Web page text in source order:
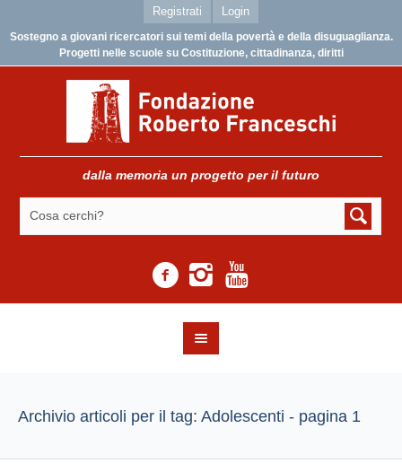
Registrati Login
Sostegno a giovani ricercatori sui temi della povertà e della disuguaglianza.
Progetti nelle scuole su Costituzione, cittadinanza, diritti
dalla memoria un progetto per il futuro
Archivio articoli per il tag: Adolescenti - pagina 1